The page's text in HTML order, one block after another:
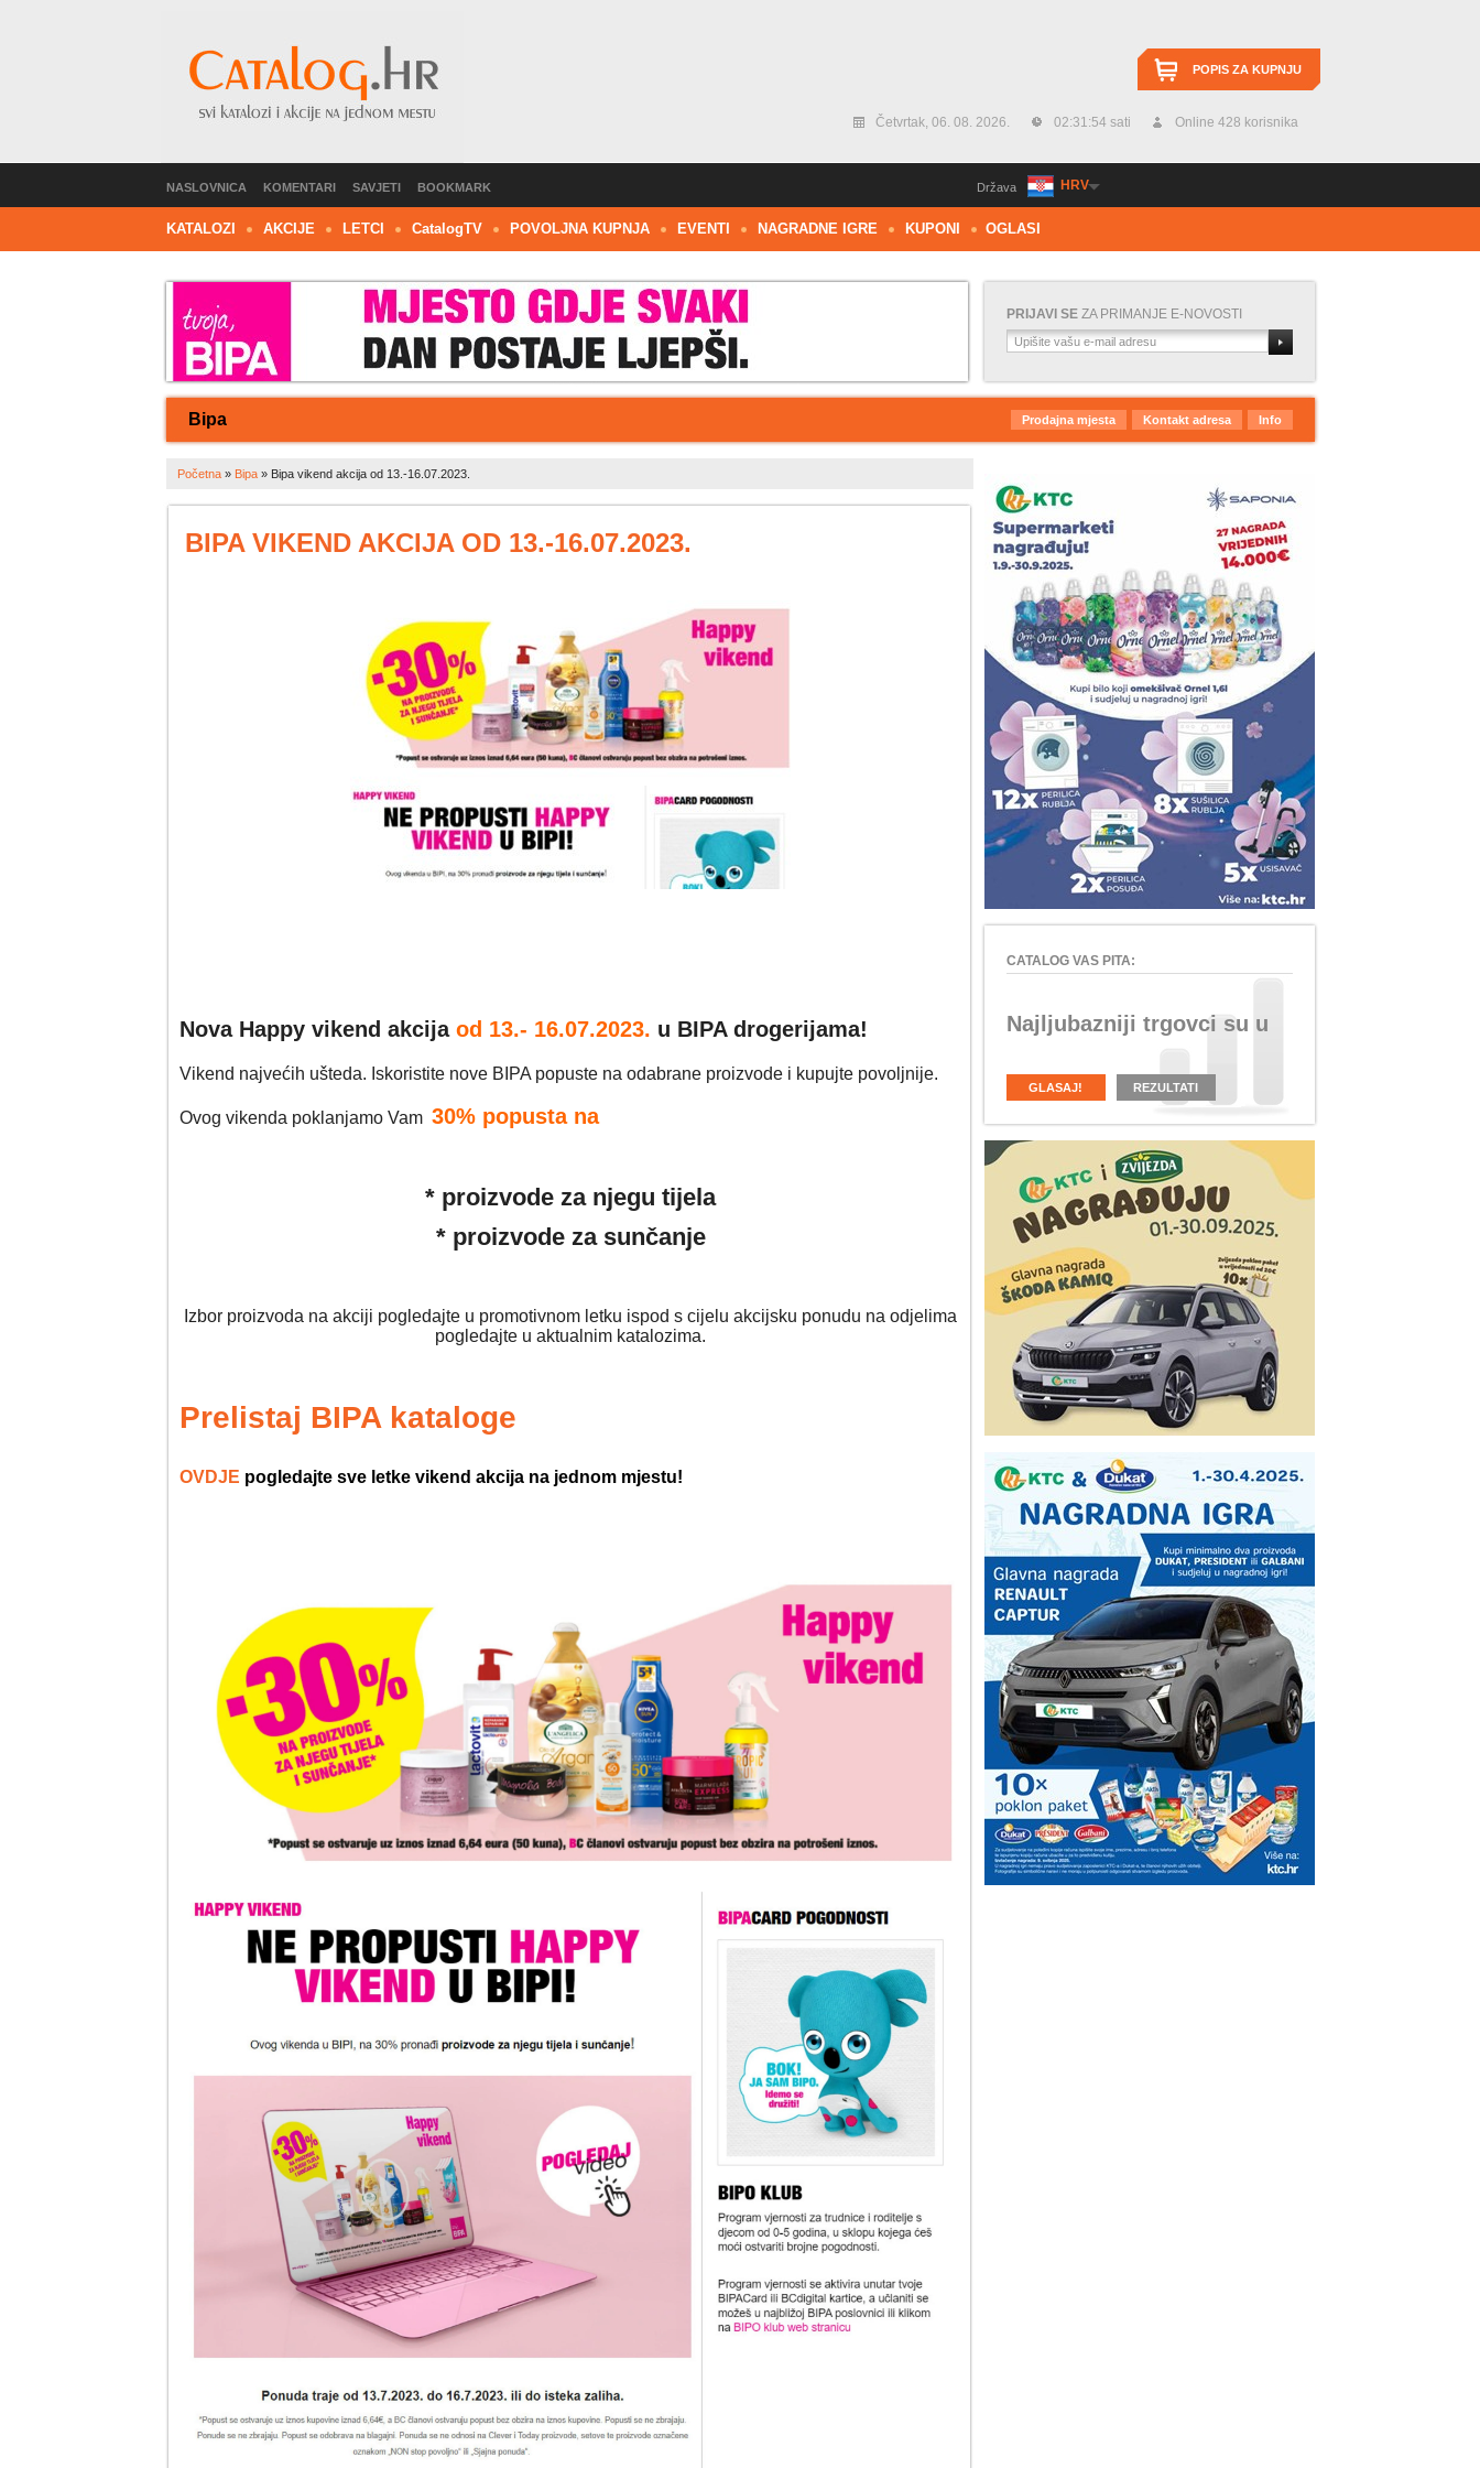
POPIS ZA KUPNJU
Četvrtak, 06. 08. 2026. 02:31:54 sati Online 428 korisnika
HRV
Država
NASLOVNICA KOMENTARI SAVJETI BOOKMARK
KATALOZI AKCIJE LETCI CatalogTV POVOLJNA KUPNJA EVENTI NAGRADNE IGRE KUPONI OGLASI
PRIJAVI SEZA PRIMANJE E-NOVOSTI
Bipa Info
Kontakt adresa
Prodajna mjesta
Početna» Bipa» Bipa vikend akcija od 13.-16.07.2023.
BIPA VIKEND AKCIJA OD 13.-16.07.2023.
Nova Happy vikend akcija od 13.- 16.07.2023. u BIPA drogerijama!
Vikend najvećih ušteda. Iskoristite nove BIPA popuste na odabrane proizvode i kupujte povoljnije.
Ovog vikenda poklanjamo Vam 30% popusta na
* proizvode za njegu tijela
* proizvode za sunčanje
Izbor proizvoda na akciji pogledajte u promotivnom letku ispod s cijelu akcijsku ponudu na odjelima
pogledajte u aktualnim katalozima.
Prelistaj BIPA kataloge
OVDJE pogledajte sve letke vikend akcija na jednom mjestu!
CATALOG VAS PITA:
Najljubazniji trgovci su u
GLASAJ! REZULTATI